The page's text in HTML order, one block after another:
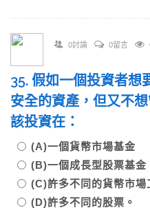
0討論 0留言
35. 假如一個投資者想
安全的資產，但又不
該投資在：
(A)一個貨幣市場基金
(B)一個成長型股票基
(C)許多不同的貨幣市
(D)許多不同的股票。